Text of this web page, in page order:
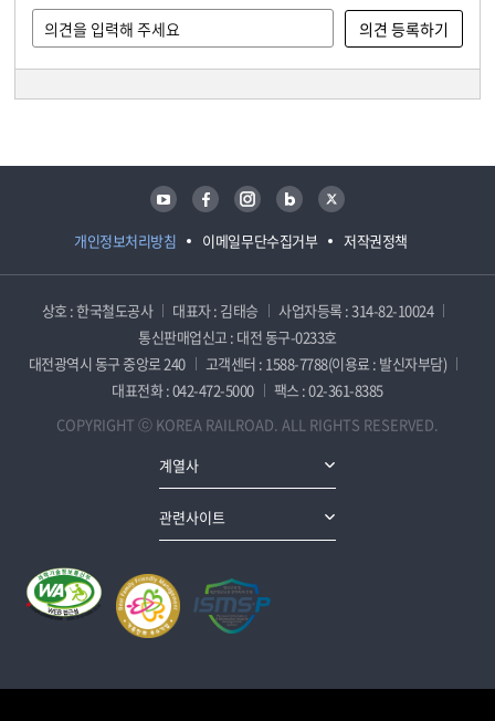
개인정보처리방침 이메일무단수집거부 저작권정책
유튜브 페이스북 인스타그램 블로그 트위터
상호 : 한국철도공사 대표자 : 김태승
사업자등록 : 314-82-10024
통신판매업신고 : 대전 동구-0233호
대전광역시 동구 중앙로 240
고객센터 : 1588-7788(이용료 : 발신자부담)
대표전화 : 042-472-5000
팩스 : 02-361-8385
COPYRIGHT ⓒ KOREA RAILROAD. ALL RIGHTS RESERVED.
계열사
관련사이트